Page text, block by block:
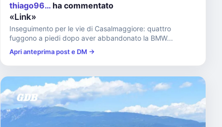
thiago96… ha commentato
«Link»
Inseguimento per le vie di Casalmaggiore: quattro
fuggono a piedi dopo aver abbandonato la BMW...
Apri anteprima post e DM →